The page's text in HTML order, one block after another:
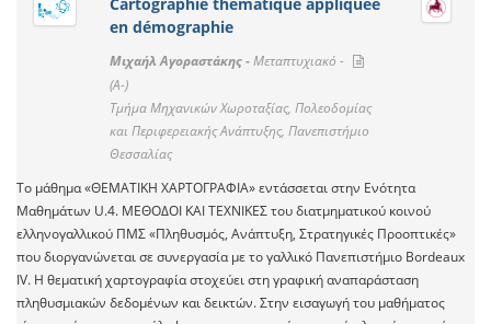
en démographie
Μιχαήλ Αγοραστάκης -Μεταπτυχιακό -
(A-)
Τμήμα Μηχανικών Χωροταξίας, Πολεοδομίας
και Περιφερειακής Ανάπτυξης, Πανεπιστήμιο
Θεσσαλίας
Το μάθημα «ΘΕΜΑΤΙΚΗ ΧΑΡΤΟΓΡΑΦΙΑ» εντάσσεται στην Ενότητα
Μαθημάτων U.4. ΜΕΘΟΔΟΙ ΚΑΙ ΤΕΧΝΙΚΕΣ του διατμηματικού κοινού
ελληνογαλλικού ΠΜΣ «Πληθυσμός, Ανάπτυξη, Στρατηγικές Προοπτικές»
που διοργανώνεται σε συνεργασία με το γαλλικό Πανεπιστήμιο Bordeaux
IV. H θεματική χαρτογραφία στοχεύει στη γραφική αναπαράσταση
πληθυσμιακών δεδομένων και δεικτών. Στην εισαγωγή του μαθήματος